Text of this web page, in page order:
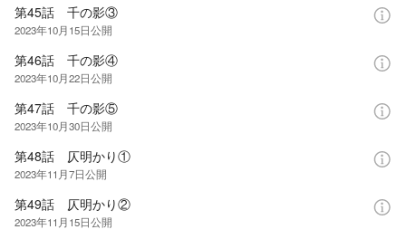
第45話 千の影③
2023年10月15日公開
第46話 千の影④
2023年10月22日公開
第47話 千の影⑤
2023年10月30日公開
第48話 仄明かり①
2023年11月7日公開
第49話 仄明かり②
2023年11月15日公開